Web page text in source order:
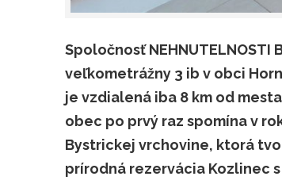
Spoločnosť
veľkometrážny 3 ib v obci
je vzdialená iba 8 km od
obec po prvý raz spomína v
Bystrickej vrchovine, ktorá
prírodná rezervácia Kozlinec